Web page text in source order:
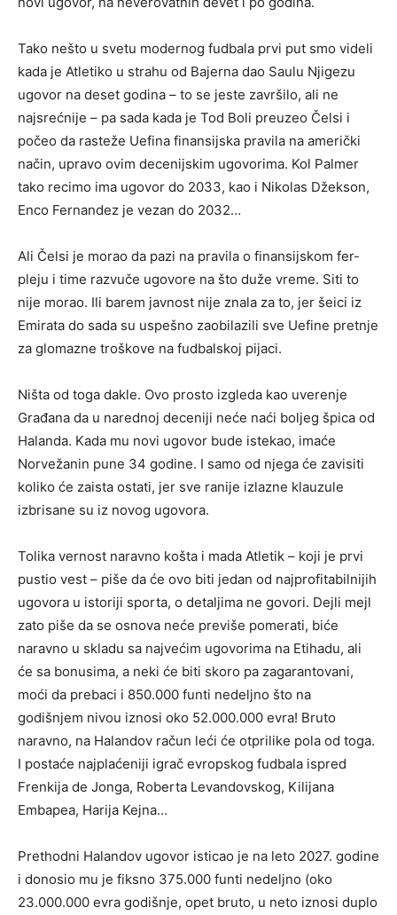
Tako nešto u svetu modernog fudbala prvi put smo videli
kada je Atletiko u strahu od Bajerna dao Saulu Njigezu
ugovor na deset godina – to se jeste završilo, ali ne
najsrećnije – pa sada kada je Tod Boli preuzeo Čelsi i
počeo da rasteže Uefina finansijska pravila na američki
način, upravo ovim decenijskim ugovorima. Kol Palmer
tako recimo ima ugovor do 2033, kao i Nikolas Džekson,
Enco Fernandez je vezan do 2032…
Ali Čelsi je morao da pazi na pravila o finansijskom fer-
pleju i time razvuče ugovore na što duže vreme. Siti to
nije morao. Ili barem javnost nije znala za to, jer šeici iz
Emirata do sada su uspešno zaobilazili sve Uefine pretnje
za glomazne troškove na fudbalskoj pijaci.
Ništa od toga dakle. Ovo prosto izgleda kao uverenje
Građana da u narednoj deceniji neće naći boljeg špica od
Halanda. Kada mu novi ugovor bude istekao, imaće
Norvežanin pune 34 godine. I samo od njega će zavisiti
koliko će zaista ostati, jer sve ranije izlazne klauzule
izbrisane su iz novog ugovora.
Tolika vernost naravno košta i mada Atletik – koji je prvi
pustio vest – piše da će ovo biti jedan od najprofitabilnijih
ugovora u istoriji sporta, o detaljima ne govori. Dejli mejl
zato piše da se osnova neće previše pomerati, biće
naravno u skladu sa najvećim ugovorima na Etihadu, ali
će sa bonusima, a neki će biti skoro pa zagarantovani,
moći da prebaci i 850.000 funti nedeljno što na
godišnjem nivou iznosi oko 52.000.000 evra! Bruto
naravno, na Halandov račun leći će otprilike pola od toga.
I postaće najplaćeniji igrač evropskog fudbala ispred
Frenkija de Jonga, Roberta Levandovskog, Kilijana
Embapea, Harija Kejna…
Prethodni Halandov ugovor isticao je na leto 2027. godine
i donosio mu je fiksno 375.000 funti nedeljno (oko
23.000.000 evra godišnje, opet bruto, u neto iznosi duplo